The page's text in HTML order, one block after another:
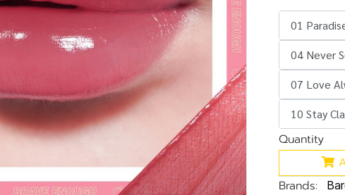
01
04 Never
07 Love
10 Stay
Quantity
Brands: